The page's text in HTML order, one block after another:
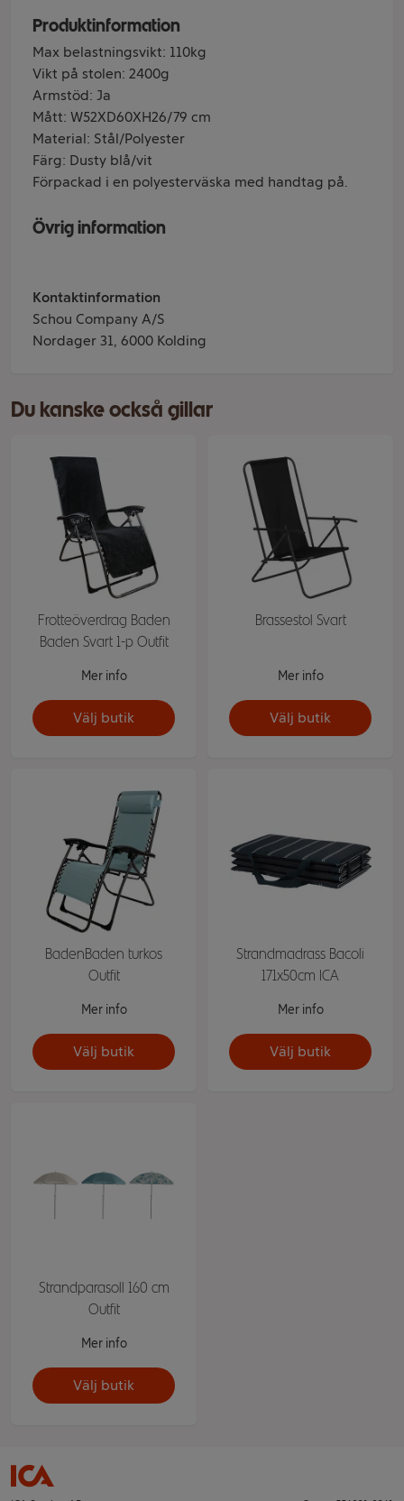
Produktinformation
Max belastningsvikt: 110kg
Vikt på stolen: 2400g
Armstöd: Ja
Mått: W52XD60XH26/79 cm
Material: Stål/Polyester
Färg: Dusty blå/vit
Förpackad i en polyesterväska med handtag på.
Övrig information
Kontaktinformation
Schou Company A/S
Nordager 31, 6000 Kolding
Du kanske också gillar
Frotteöverdrag Baden
Baden Svart 1-p Outfit
Mer info
Välj butik
Brassestol Svart
Mer info
Välj butik
BadenBaden turkos
Outfit
Mer info
Välj butik
Strandmadrass Bacoli
171x50cm ICA
Mer info
Välj butik
Strandparasoll 160 cm
Outfit
Mer info
Välj butik